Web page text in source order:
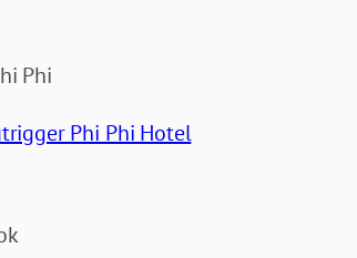
Phi
Phi Phi Hotel